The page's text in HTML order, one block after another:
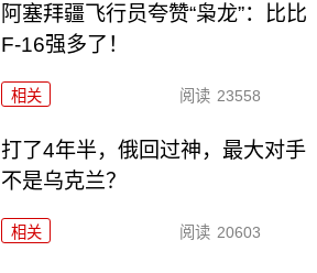
阿塞拜疆飞行员夸赞“枭龙”：比比
F-16强多了！
相关 阅读 23558
打了4年半，俄回过神，最大对手
不是乌克兰？
相关 阅读 20603